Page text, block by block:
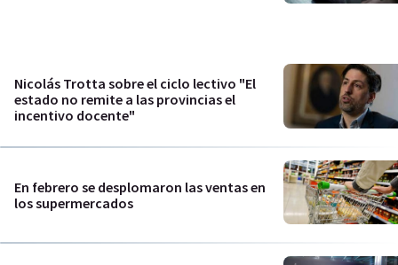
Nicolás Trotta sobre el ciclo lectivo "El
estado no remite a las provincias el
incentivo docente"
En febrero se desplomaron las ventas en
los supermercados